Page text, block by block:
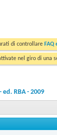
di controllare FAQ
nel giro di una
RBA - 2009